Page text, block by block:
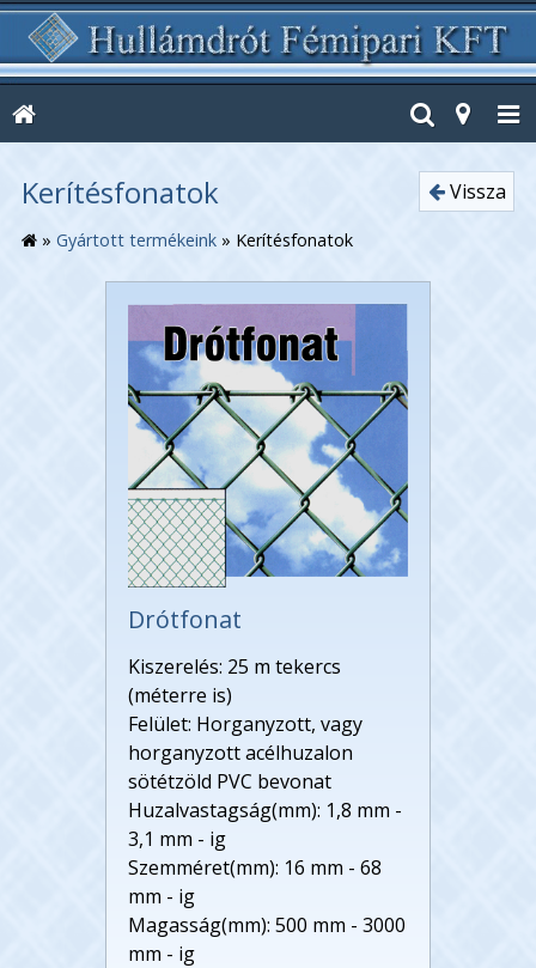
Vissza
Kerítésfonatok
» Gyártott termékeink » Kerítésfonatok
Drótfonat
Kiszerelés: 25 m tekercs
(méterre is)
Felület: Horganyzott, vagy
horganyzott acélhuzalon
sötétzöld PVC bevonat
Huzalvastagság(mm): 1,8 mm -
3,1 mm - ig
Szemméret(mm): 16 mm - 68
mm - ig
Magasság(mm): 500 mm - 3000
mm - ig